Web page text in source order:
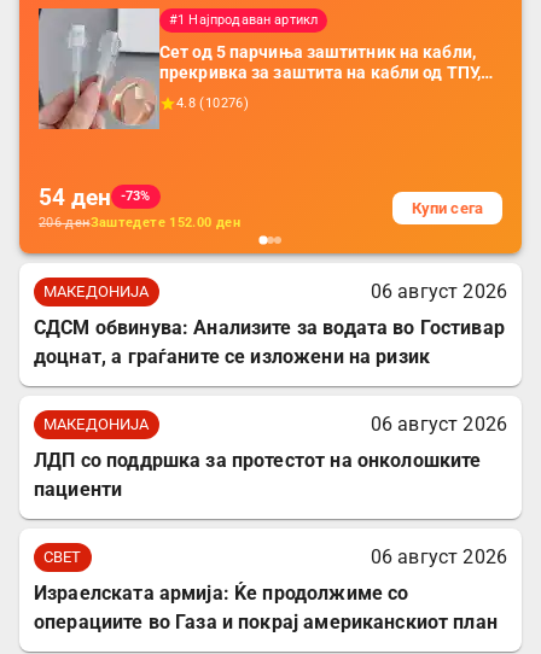
#1 Најпродаван артикл
Сет од 5 парчиња заштитник на кабли,
прекривка за заштита на кабли од ТПУ,
додатоци за заштита на кабли, без
батерија, за мобилни телефони, комплет
4.8 (10276)
54 ден
-73%
206денЗаштедете 152.00 ден
Купи сега
МАКЕДОНИЈА
06 август 2026
СДСМ обвинува: Анализите за водата во Гостивар
доцнат, а граѓаните се изложени на ризик
МАКЕДОНИЈА
06 август 2026
ЛДП со поддршка за протестот на онколошките
пациенти
СВЕТ
06 август 2026
Израелската армија: Ќе продолжиме со
операциите во Газа и покрај американскиот план